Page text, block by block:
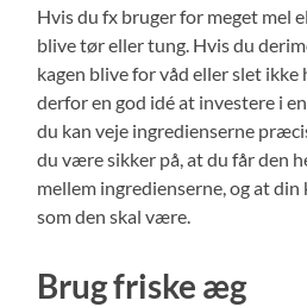
Hvis du fx bruger for meget mel
blive tør eller tung. Hvis du
kagen blive for våd eller slet
derfor en god idé at investere i
du kan veje ingredienserne
du være sikker på, at du får den
mellem ingredienserne, og at din
som den skal være.
Brug friske æg